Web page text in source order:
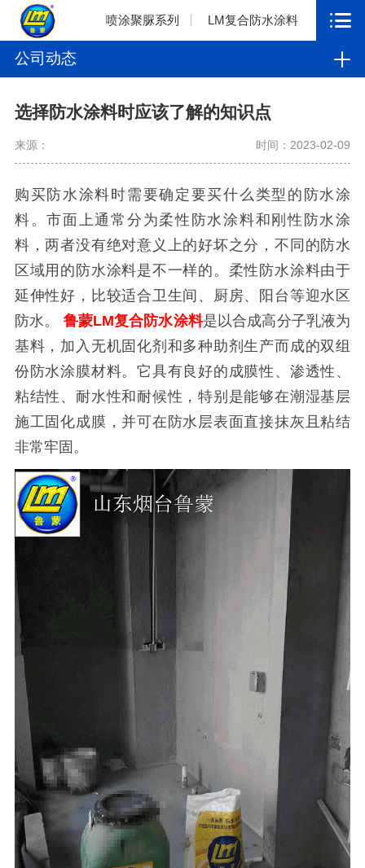
喷涂聚脲系列 LM复合防水涂料
公司动态
选择防水涂料时应该了解的知识点
来源： 时间：2023-02-09
购买防水涂料时需要确定要买什么类型的防水涂
料。市面上通常分为柔性防水涂料和刚性防水涂
料，两者没有绝对意义上的好坏之分，不同的防水
区域用的防水涂料是不一样的。柔性防水涂料由于
延伸性好，比较适合卫生间、厨房、阳台等迎水区
防水。 鲁蒙LM复合防水涂料是以合成高分子乳液为
基料，加入无机固化剂和多种助剂生产而成的双组
份防水涂膜材料。它具有良好的成膜性、渗透性、
粘结性、耐水性和耐候性，特别是能够在潮湿基层
施工固化成膜，并可在防水层表面直接抹灰且粘结
非常牢固。